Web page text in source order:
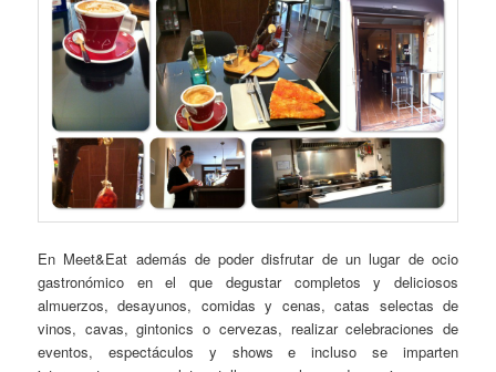
En Meet&Eat además de poder disfrutar de un lugar de ocio
gastronómico en el que degustar completos y deliciosos
almuerzos, desayunos, comidas y cenas, catas selectas de
vinos, cavas, gintonics o cervezas, realizar celebraciones de
eventos, espectáculos y shows e incluso se imparten